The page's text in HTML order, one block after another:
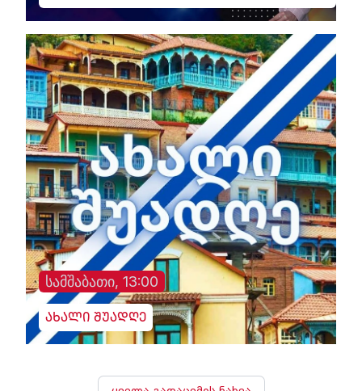
სამშაბათი, 13:00
ახალი შუადღე